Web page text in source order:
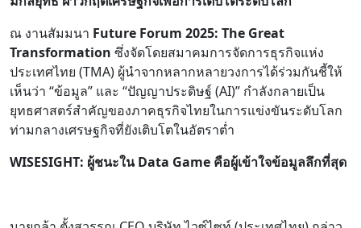
ณ งานสัมมนา Future Forum 2025: The Great
Transformation ซึ่งจัดโดยสมาคมการจัดการธุรกิจแห่ง
ประเทศไทย (TMA) ผู้นำจากหลากหลายวงการได้ร่วมกันชี้ให้
เห็นว่า “ข้อมูล” และ “ปัญญาประดิษฐ์ (AI)” กำลังกลายเป็น
ยุทธศาสตร์สำคัญของภาคธุรกิจไทยในการแข่งขันระดับโลก
ท่ามกลางเศรษฐกิจที่ยังเติบโตในอัตราต่ำ
WISESIGHT: ผู้ชนะใน Data Game คือผู้เข้าใจข้อมูลลึกที่สุด